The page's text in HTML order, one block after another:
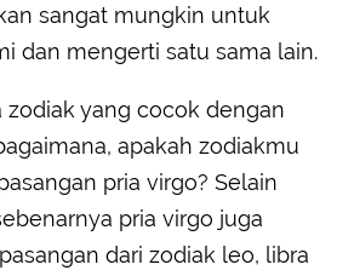
sangat mungkin untuk
dan mengerti satu sama lain.
zodiak yang cocok dengan
apakah zodiakmu
pria virgo? Selain
pria virgo juga
dari zodiak leo, libra